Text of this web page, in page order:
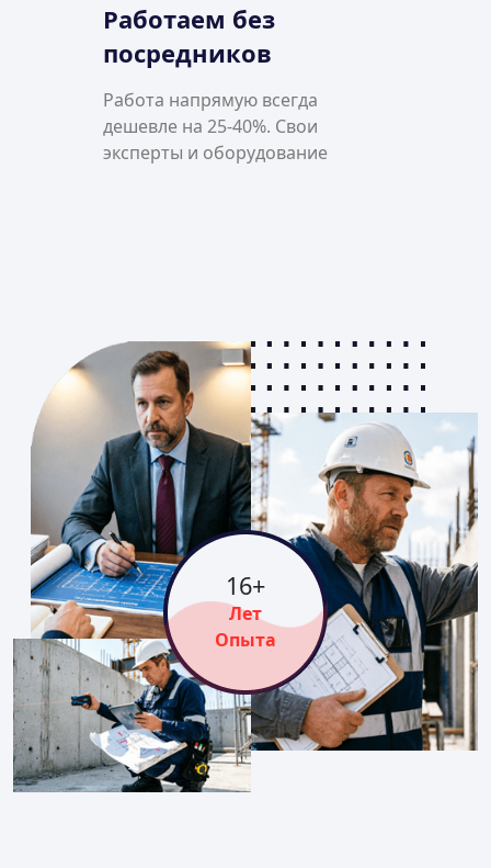
Работаем без
посредников
Работа напрямую всегда
дешевле на 25-40%. Свои
эксперты и оборудование
16+
Лет
Опыта